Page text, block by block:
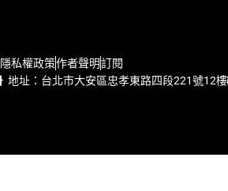
隱私權政策作者聲明訂閱
地址：台北市大安區忠孝東路四段221號12樓